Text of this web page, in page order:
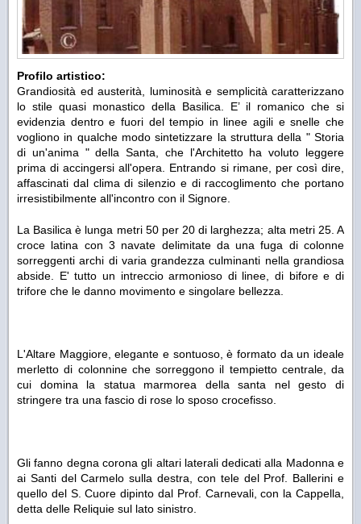
Profilo artistico:
Grandiosità ed austerità, luminosità e semplicità caratterizzano
lo stile quasi monastico della Basilica. E’ il romanico che si
evidenzia dentro e fuori del tempio in linee agili e snelle che
vogliono in qualche modo sintetizzare la struttura della " Storia
di un'anima " della Santa, che l'Architetto ha voluto leggere
prima di accingersi all'opera. Entrando si rimane, per così dire,
affascinati dal clima di silenzio e di raccoglimento che portano
irresistibilmente all'incontro con il Signore.
La Basilica è lunga metri 50 per 20 di larghezza; alta metri 25. A
croce latina con 3 navate delimitate da una fuga di colonne
sorreggenti archi di varia grandezza culminanti nella grandiosa
abside. E' tutto un intreccio armonioso di linee, di bifore e di
trifore che le danno movimento e singolare bellezza.
L'Altare Maggiore, elegante e sontuoso, è formato da un ideale
merletto di colonnine che sorreggono il tempietto centrale, da
cui domina la statua marmorea della santa nel gesto di
stringere tra una fascio di rose lo sposo crocefisso.
Gli fanno degna corona gli altari laterali dedicati alla Madonna e
ai Santi del Carmelo sulla destra, con tele del Prof. Ballerini e
quello del S. Cuore dipinto dal Prof. Carnevali, con la Cappella,
detta delle Reliquie sul lato sinistro.